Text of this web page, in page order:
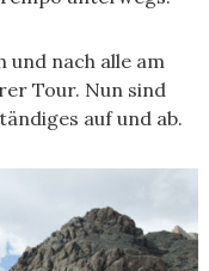
und nach alle am
Tour. Nun sind
auf und ab.